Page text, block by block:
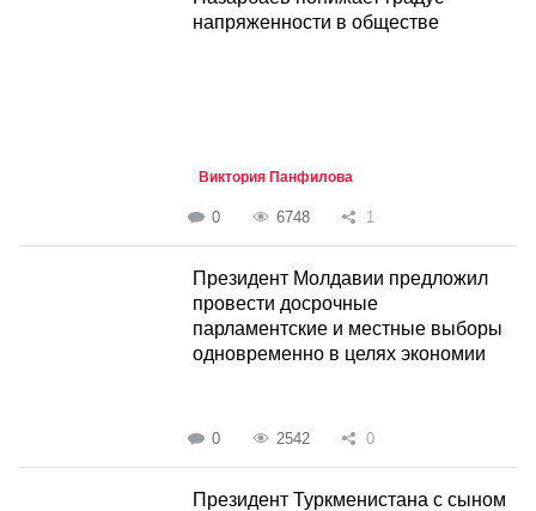
напряженности в обществе
Виктория Панфилова
0 6748 1
Президент Молдавии предложил
провести досрочные
парламентские и местные выборы
одновременно в целях экономии
0 2542 0
Президент Туркменистана с сыном